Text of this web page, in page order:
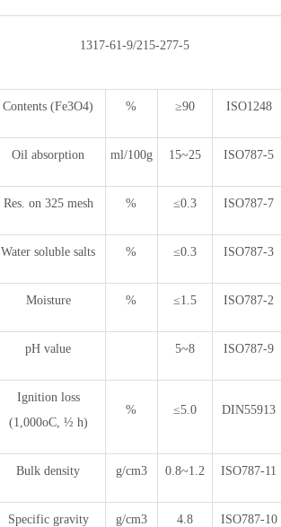
1317-61-9/215-277-5
Contents (Fe3O4) % ≥90 ISO1248
Oil absorption ml/100g 15~25 ISO787-5
Res. on 325 mesh % ≤0.3 ISO787-7
Water soluble salts % ≤0.3 ISO787-3
Moisture % ≤1.5 ISO787-2
pH value 5~8 ISO787-9
Ignition loss
(1,000oC, ½ h)
% ≤5.0 DIN55913
Bulk density g/cm3 0.8~1.2 ISO787-11
Specific gravity g/cm3 4.8 ISO787-10